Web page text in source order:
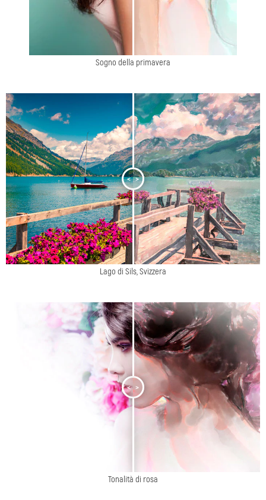
Sogno della primavera
< >
Lago di Sils, Svizzera
< >
Tonalità di rosa